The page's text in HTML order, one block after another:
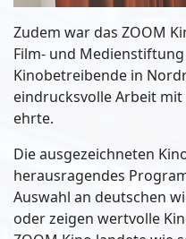
Zudem war das ZOOM
Film- und Medienstiftung
Kinobetreibende in
eindrucksvolle Arbeit
ehrte.
Die ausgezeichneten
herausragendes
Auswahl an deutschen
oder zeigen wertvolle